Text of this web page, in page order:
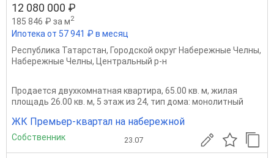
12 080 000 ₽
185 846 ₽ за м2
Ипотека от 57 941 ₽ в месяц
Республика Татарстан, Городской округ Набережные Челны,
Набережные Челны, Центральный р-н
Продается двухкомнатная квартира, 65.00 кв. м, жилая
площадь 26.00 кв. м, 5 этаж из 24, тип дома: монолитный
ЖК Премьер-квартал на набережной
Собственник 23.07